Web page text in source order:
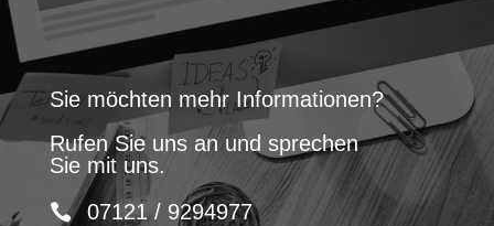
Sie möchten mehr Informationen?
Rufen Sie uns an und sprechen
Sie mit uns.
07121 / 9294977